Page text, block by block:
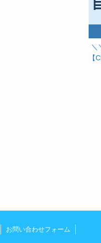
＼
【
お問い合わせフォーム